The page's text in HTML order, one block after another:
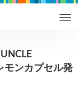
モンカプセル発